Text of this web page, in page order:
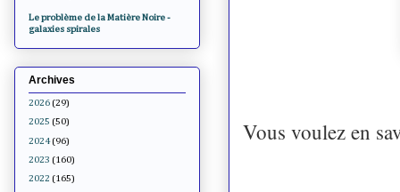
Vous voulez en
Le problème de la Matière Noire -
galaxies spirales
Archives
2026 (29)
2025 (50)
2024 (96)
2023 (160)
2022 (165)